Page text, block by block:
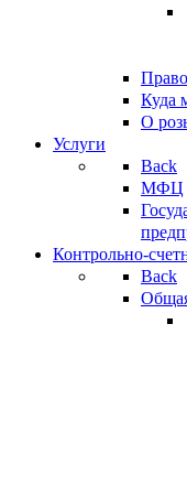
Куда
О
Услуги
Back
МФЦ
Контрольно-
Back